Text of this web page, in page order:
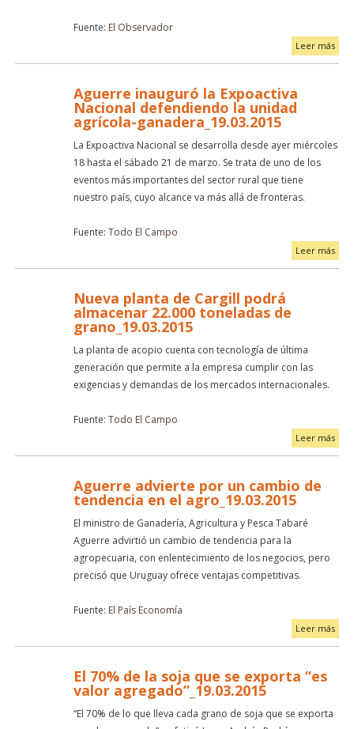
Fuente: El Observador
Leer más
Aguerre inauguró la Expoactiva
Nacional defendiendo la unidad
agrícola-ganadera_19.03.2015
La Expoactiva Nacional se desarrolla desde ayer miércoles
18 hasta el sábado 21 de marzo. Se trata de uno de los
eventos más importantes del sector rural que tiene
nuestro país, cuyo alcance va más allá de fronteras.
Fuente: Todo El Campo
Leer más
Nueva planta de Cargill podrá
almacenar 22.000 toneladas de
grano_19.03.2015
La planta de acopio cuenta con tecnología de última
generación que permite a la empresa cumplir con las
exigencias y demandas de los mercados internacionales.
Fuente: Todo El Campo
Leer más
Aguerre advierte por un cambio de
tendencia en el agro_19.03.2015
El ministro de Ganadería, Agricultura y Pesca Tabaré
Aguerre advirtió un cambio de tendencia para la
agropecuaria, con enlentecimiento de los negocios, pero
precisó que Uruguay ofrece ventajas competitivas.
Fuente: El País Economía
Leer más
El 70% de la soja que se exporta “es
valor agregado”_19.03.2015
“El 70% de lo que lleva cada grano de soja que se exporta